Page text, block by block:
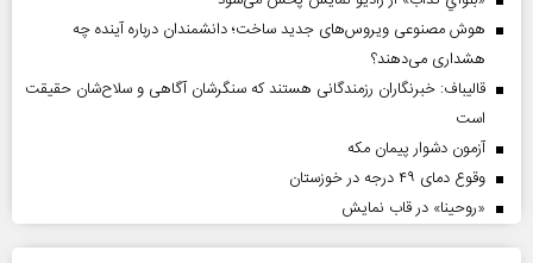
هوش مصنوعی ویروس‌های جدید ساخت؛ دانشمندان درباره آینده چه
هشداری می‌دهند؟
قالیباف: خبرنگاران رزمندگانی هستند که سنگرشان آگاهی و سلاح‌شان حقیقت
است
آزمون دشوار پیمان مکه
وقوع دمای ۴۹ درجه در خوزستان
«روحینا» در قاب نمایش